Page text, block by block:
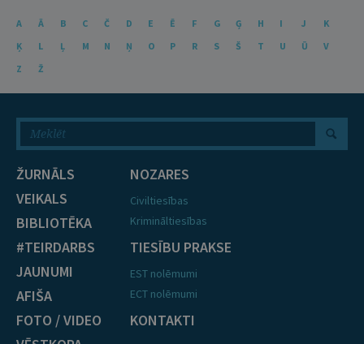
A Ā B C Č D E Ē F G Ģ H I J
K
Ķ
L Ļ M N Ņ O P R S Š T U Ū
V
Z
Ž
ŽURNĀLS
VEIKALS
BIBLIOTĒKA
#TEIRDARBS
JAUNUMI
AFIŠA
FOTO / VIDEO
NOZARES
Civiltiesības
Krimināltiesības
TIESĪBU PRAKSE
EST nolēmumi
ECT nolēmumi
KONTAKTI